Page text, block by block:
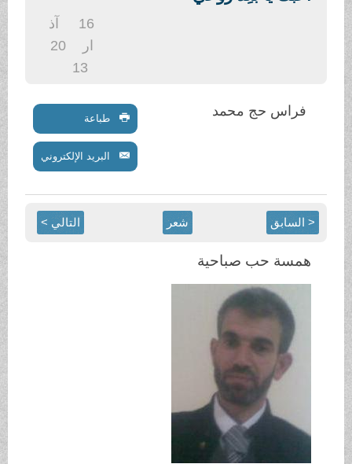
20
فراس حج محمد طباعة
البريد الإلكتروني
< السابق شعر التالي >
همسة حب صباحية